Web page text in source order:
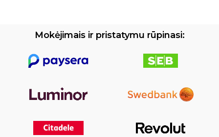
Mokėjimais ir pristatymu rūpinasi: